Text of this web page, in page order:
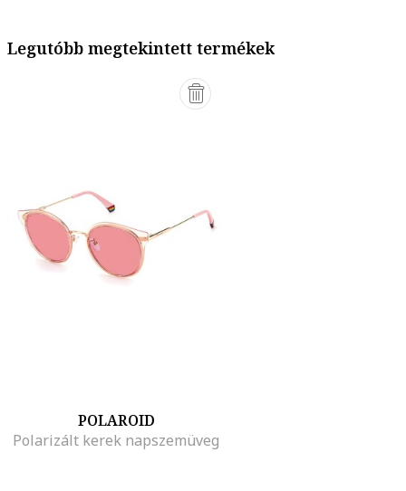
Legutóbb megtekintett termékek
POLAROID
Polarizált kerek napszemüveg